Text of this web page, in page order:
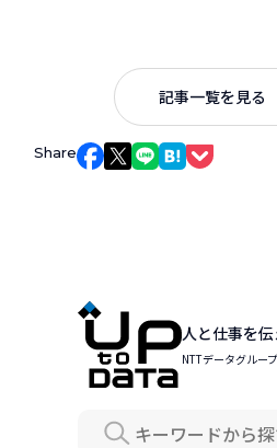
Share Facebookでシェア
Xでシェア
LINEでシェア
はてなブッ
記事一覧を見る
人と仕事を
NTTデータグルー
Search